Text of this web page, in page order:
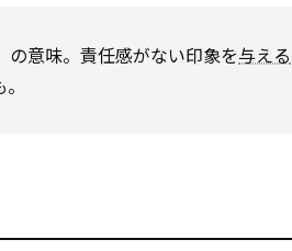
意味。責任感がない印象を与える